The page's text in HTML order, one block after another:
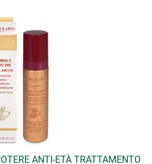
ANTI-ETÀ TRATTAMENTO